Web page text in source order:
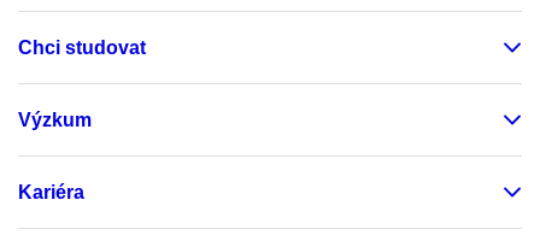
Chci studovat
Výzkum
Kariéra